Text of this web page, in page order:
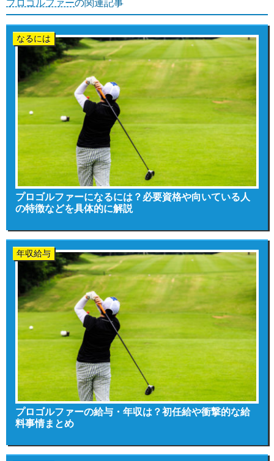
プロゴルファーの関連記事
なるには
プロゴルファーになるには？必要資格や向いている人
の特徴などを具体的に解説
年収給与
プロゴルファーの給与・年収は？初任給や衝撃的な給
料事情まとめ